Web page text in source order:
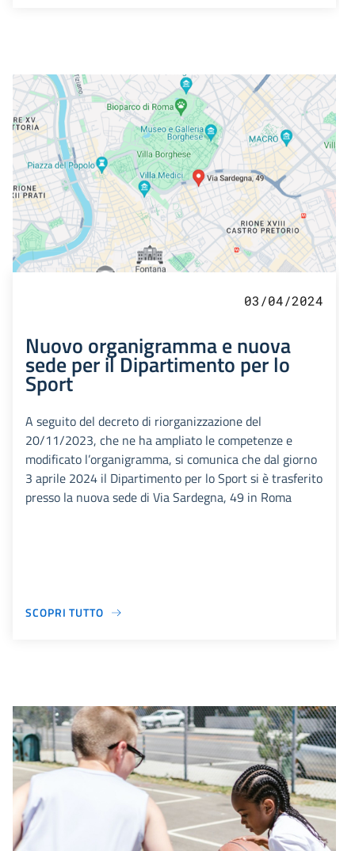
03/04/2024
Nuovo organigramma e nuova
sede per il Dipartimento per lo
Sport
A seguito del decreto di riorganizzazione del
20/11/2023, che ne ha ampliato le competenze e
modificato l’organigramma, si comunica che dal giorno
3 aprile 2024 il Dipartimento per lo Sport si è trasferito
presso la nuova sede di Via Sardegna, 49 in Roma
SCOPRI TUTTO